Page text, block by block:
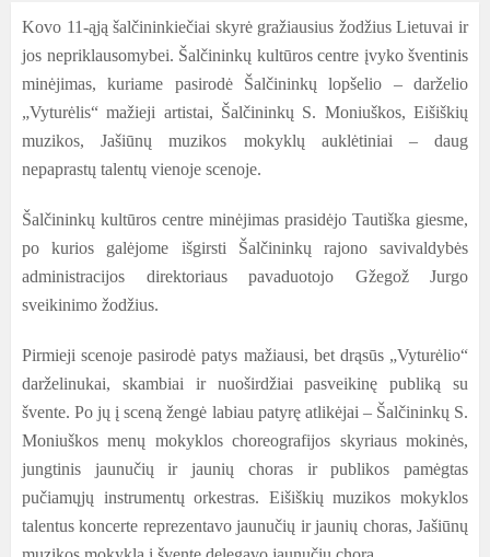
Kovo 11-ąją šalčininkiečiai skyrė gražiausius žodžius Lietuvai ir
jos nepriklausomybei. Šalčininkų kultūros centre įvyko šventinis
minėjimas, kuriame pasirodė Šalčininkų lopšelio – darželio
„Vyturėlis“ mažieji artistai, Šalčininkų S. Moniuškos, Eišiškių
muzikos, Jašiūnų muzikos mokyklų auklėtiniai – daug
nepaprastų talentų vienoje scenoje.
Šalčininkų kultūros centre minėjimas prasidėjo Tautiška giesme,
po kurios galėjome išgirsti Šalčininkų rajono savivaldybės
administracijos direktoriaus pavaduotojo Gžegož Jurgo
sveikinimo žodžius.
Pirmieji scenoje pasirodė patys mažiausi, bet drąsūs „Vyturėlio“
darželinukai, skambiai ir nuoširdžiai pasveikinę publiką su
švente. Po jų į sceną žengė labiau patyrę atlikėjai – Šalčininkų S.
Moniuškos menų mokyklos choreografijos skyriaus mokinės,
jungtinis jaunučių ir jaunių choras ir publikos pamėgtas
pučiamųjų instrumentų orkestras. Eišiškių muzikos mokyklos
talentus koncerte reprezentavo jaunučių ir jaunių choras, Jašiūnų